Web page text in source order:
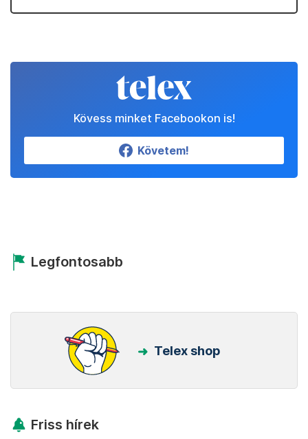
Kövess minket Facebookon is!
Követem!
Legfontosabb
Telex shop
Friss hírek